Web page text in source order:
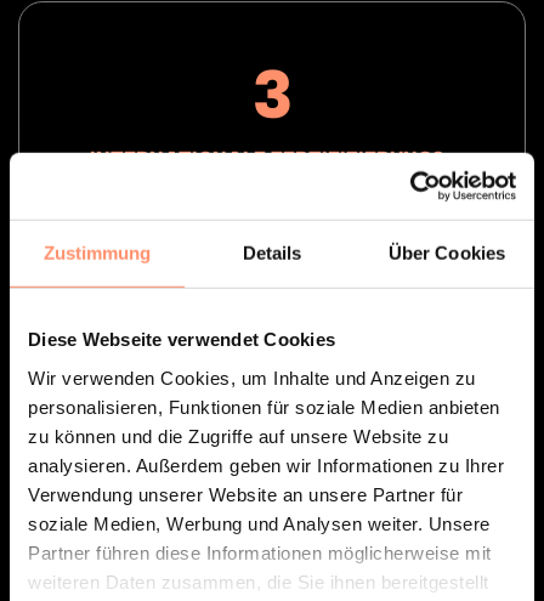
Zustimmung Details Über Cookies
Diese Webseite verwendet Cookies
Wir verwenden Cookies, um Inhalte und Anzeigen zu
personalisieren, Funktionen für soziale Medien anbieten
zu können und die Zugriffe auf unsere Website zu
analysieren. Außerdem geben wir Informationen zu Ihrer
Verwendung unserer Website an unsere Partner für
soziale Medien, Werbung und Analysen weiter. Unsere
Partner führen diese Informationen möglicherweise mit
weiteren Daten zusammen, die Sie ihnen bereitgestellt
3
INTERNATIONALE ZERTIFIZIERUNGS-
ISO 27001
ISO 9001
DSGVO
4
STARKE MARKEN
MELOS, MDN, AB+M und DORNER Health IT
bilden LABLIONS